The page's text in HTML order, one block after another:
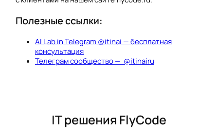
Полезные ссылки:
AI Lab in Telegram @itinai — бесплатная
консультация
Телеграм сообщество — @itinairu
IT решения FlyCode